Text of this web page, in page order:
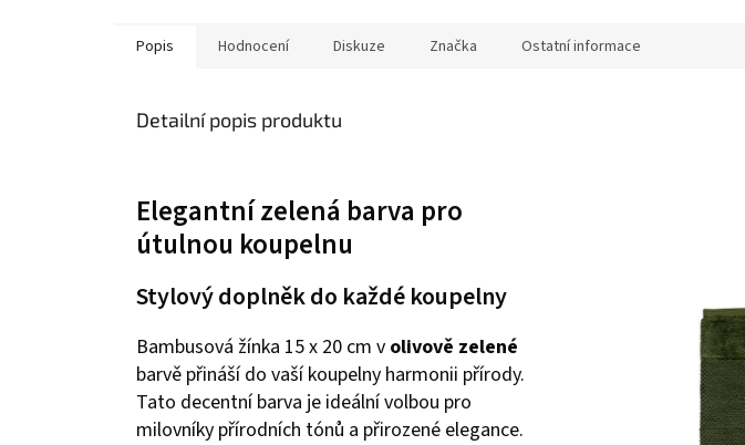
Popis Hodnocení Diskuze Značka Ostatní informace
Detailní popis produktu
Elegantní zelená barva pro
útulnou koupelnu
Stylový doplněk do každé koupelny
Bambusová žínka 15 x 20 cm v olivově zelené
barvě přináší do vaší koupelny harmonii přírody.
Tato decentní barva je ideální volbou pro
milovníky přírodních tónů a přirozené elegance.